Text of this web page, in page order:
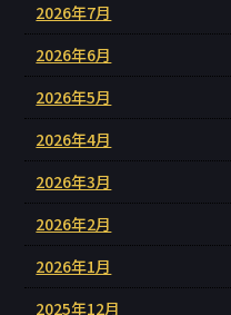
2026年7月
2026年6月
2026年5月
2026年4月
2026年3月
2026年2月
2026年1月
2025年12月